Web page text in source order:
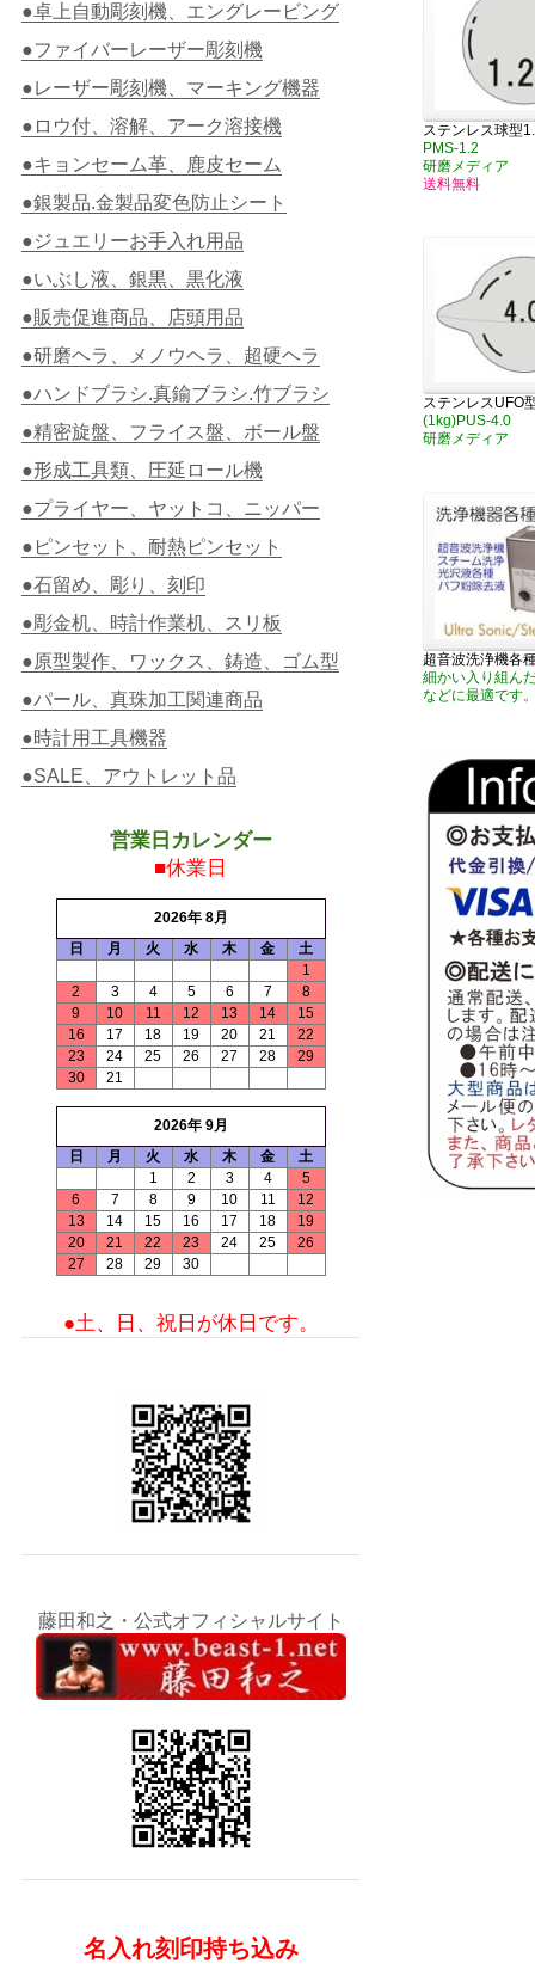
ステンレス球型
PMS-1.2
研磨メディア
送料無料
ステンレスUFO
(1kg)PUS-4.0
研磨メディア
超音波洗浄機各
細かい入り組ん
などに最適です
●卓上自動彫刻機、エングレービング
●ファイバーレーザー彫刻機
●レーザー彫刻機、マーキング機器
●ロウ付、溶解、アーク溶接機
●キョンセーム革、鹿皮セーム
●銀製品.金製品変色防止シート
●ジュエリーお手入れ用品
●いぶし液、銀黒、黒化液
●販売促進商品、店頭用品
●研磨ヘラ、メノウヘラ、超硬ヘラ
●ハンドブラシ.真鍮ブラシ.竹ブラシ
●精密旋盤、フライス盤、ボール盤
●形成工具類、圧延ロール機
●プライヤー、ヤットコ、ニッパー
●ピンセット、耐熱ピンセット
●石留め、彫り、刻印
●彫金机、時計作業机、スリ板
●原型製作、ワックス、鋳造、ゴム型
●パール、真珠加工関連商品
●時計用工具機器
●SALE、アウトレット品
営業日カレンダー
■休業日
2026年 8月
日
月 火 水 木 金
土
1
2
3 4 5 6 7
8
9
10 11 12 13 14
15
16
17 18 19 20 21
22
23
24 25 26 27 28
29
30
21
2026年 9月
日
月 火 水 木 金
土
1
2 3 4
5
6
7 8 9 10 11
12
13
14 15 16 17 18
19
20
21 22 23 24 25
26
27
28 29 30
●土、日、祝日が休日です。
藤田和之・公式オフィシャルサイト
名入れ刻印持ち込み